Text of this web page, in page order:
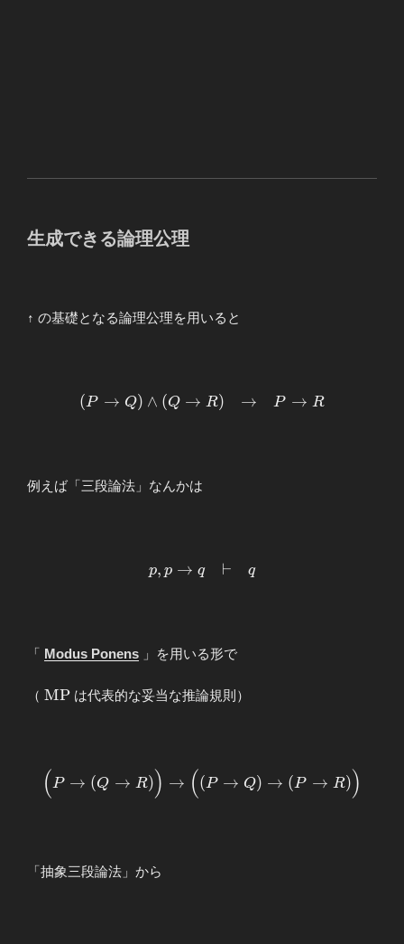
生成できる論理公理
↑ の基礎となる論理公理を用いると
\begin{array}
R
\end{array}
(P → Q) ∧ (Q → R) → P → R
例えば「三段論法」なんかは
\begin{array}
\end{array}
p, p → q ⊢ q
「 Modus Ponens 」を用いる形で
（ \mathrm{MP}
MP は代表的な妥当な推論規則）
\begin{array}
{ccc} \Bigl(
Q) \to ( P\to
(P → (Q → R)) → ((P → Q) → (P → R))
「抽象三段論法」から